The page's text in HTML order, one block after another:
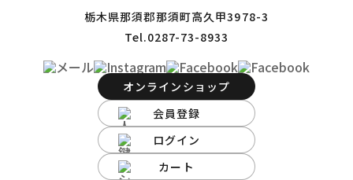
栃木県那須郡那須町高久甲3978-3
Tel.0287-73-8933
オンラインショップ
会員登録
ログイン
カート